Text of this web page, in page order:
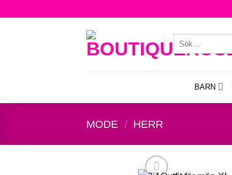
efter:
BARN
MODE / HERR